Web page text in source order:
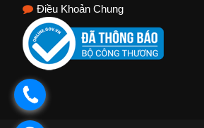
Điều Khoản Chung
.